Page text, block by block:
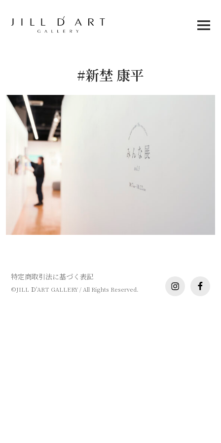
content
Main
Menu
#新埜 康平
特定商取引法に基づく表記
©JILL Ｄ'ART GALLERY / All Rights Reserved.
instagram